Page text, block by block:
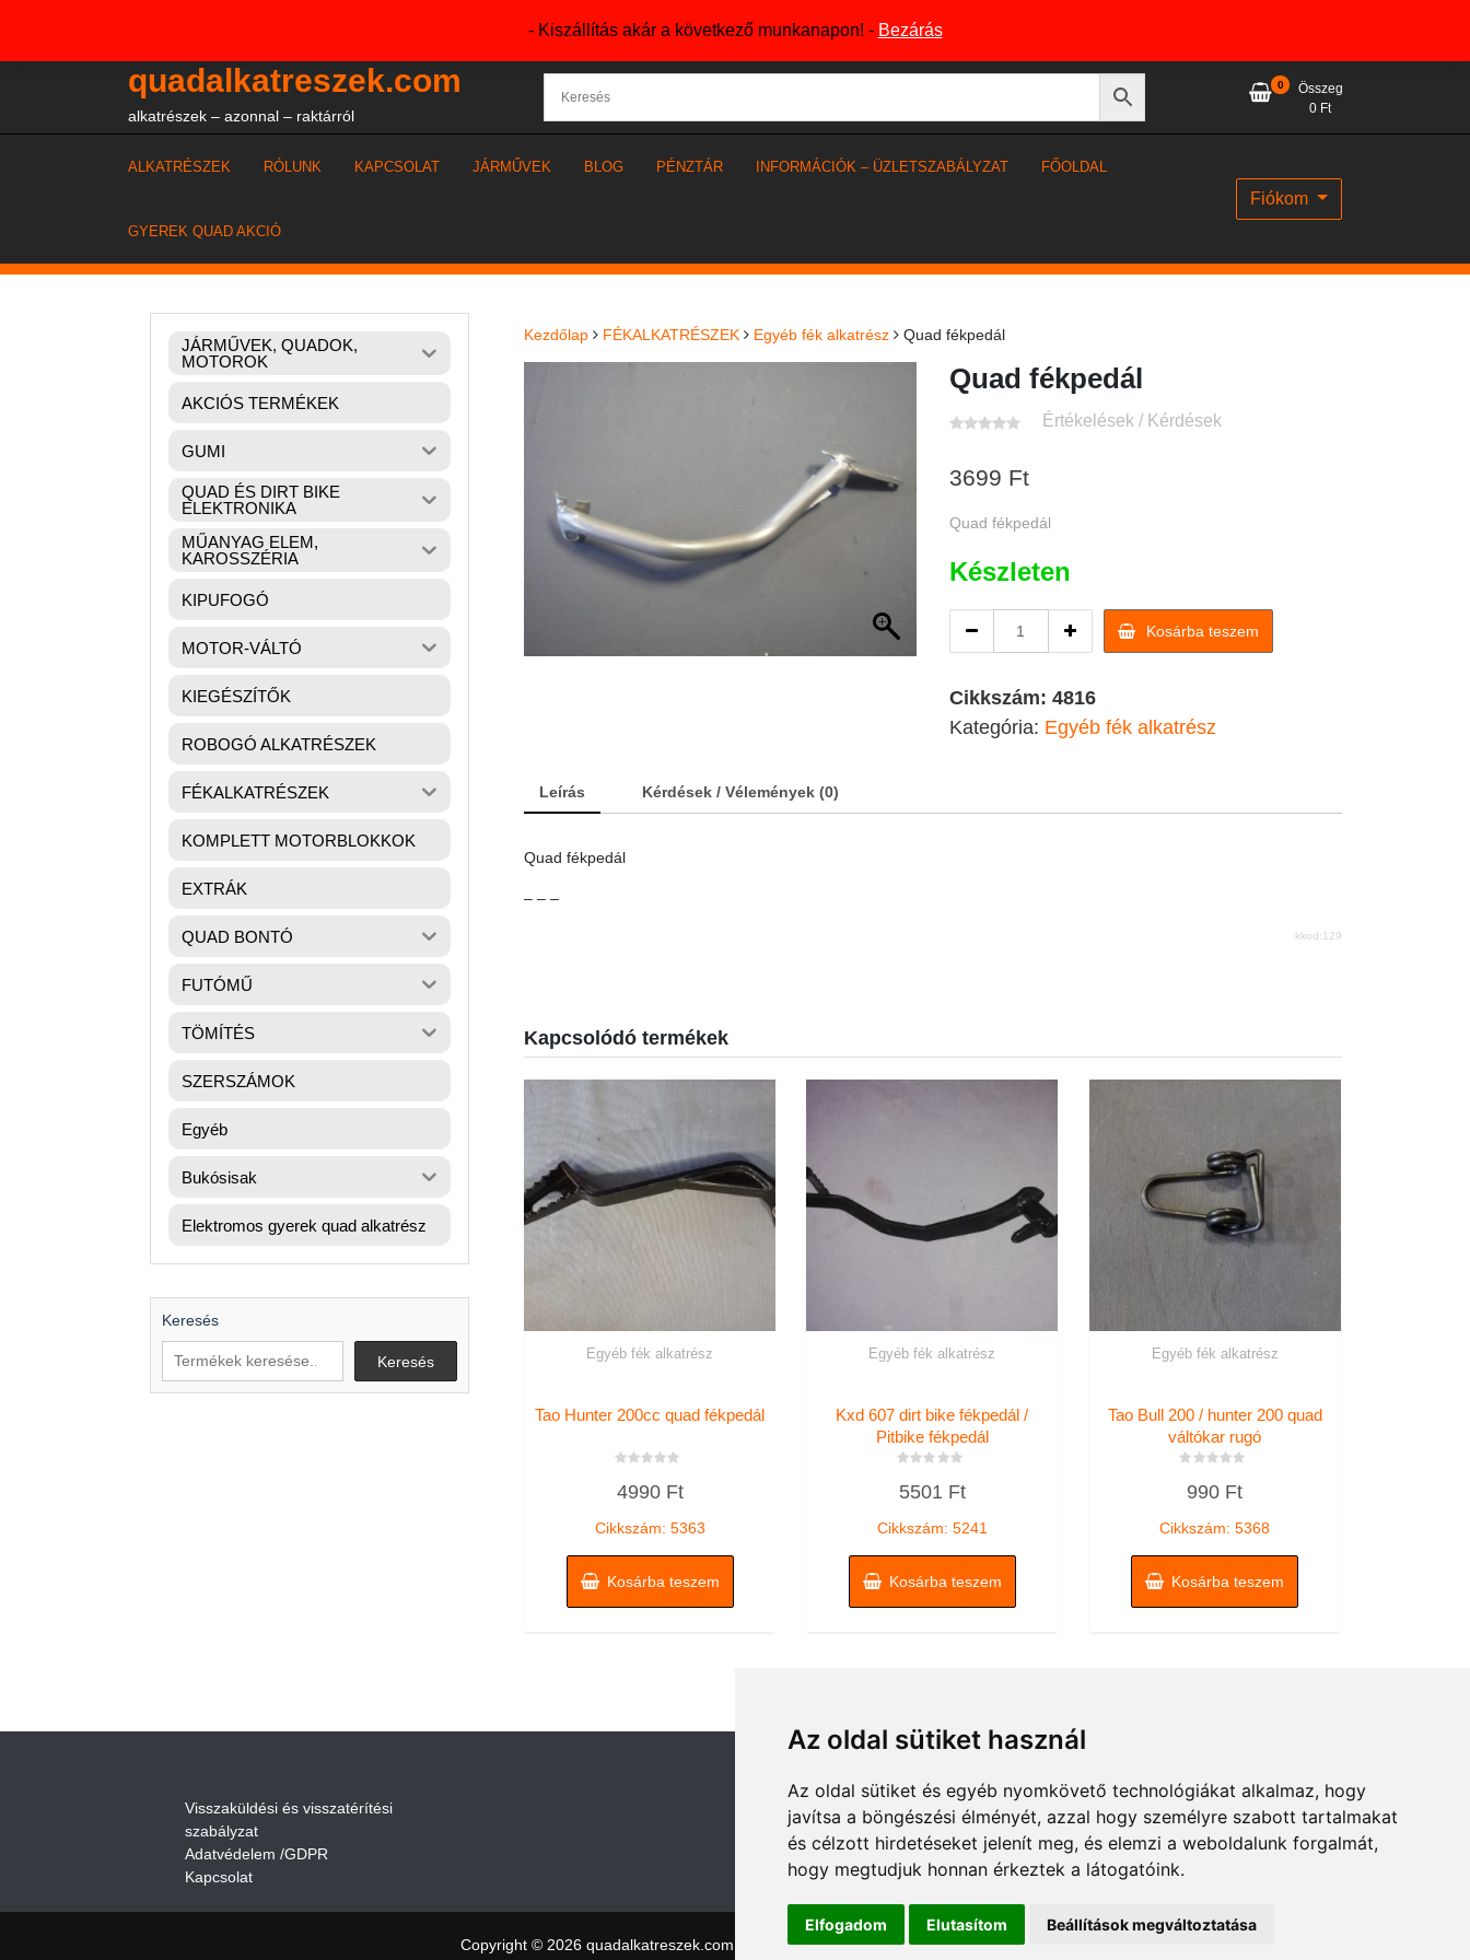
Az oldal sütiket használ
Az oldal sütiket és egyéb nyomkövető technológiákat alkalmaz, hogy
javítsa a böngészési élményét, azzal hogy személyre szabott tartalmakat
és célzott hirdetéseket jelenít meg, és elemzi a weboldalunk forgalmát,
hogy megtudjuk honnan érkeztek a látogatóink.
Elfogadom Elutasítom Beállítások megváltoztatása
- Kiszállítás akár a következő munkanapon! - Bezárás
quadalkatreszek.com
alkatrészek – azonnal – raktárról
0
Összeg
0 Ft
ALKATRÉSZEK RÓLUNK KAPCSOLAT JÁRMŰVEK BLOG PÉNZTÁR INFORMÁCIÓK – ÜZLETSZABÁLYZAT FŐOLDAL
GYEREK QUAD AKCIÓ
Fiókom
Kezdőlap FÉKALKATRÉSZEK Egyéb fék alkatrész Quad fékpedál
Quad fékpedál
Értékelések / Kérdések
3699 Ft
Quad fékpedál
Készleten
fékpedál
Kosárba teszem
Cikkszám: 4816
Kategória: Egyéb fék alkatrész
Leírás Kérdések / Vélemények (0)
Quad fékpedál
– – –
kkod:129
Kapcsolódó termékek
Egyéb fék alkatrész
Tao Hunter 200cc quad fékpedál
0
4990 Ft
Cikkszám: 5363
Kosárba teszem
Egyéb fék alkatrész
Kxd 607 dirt bike fékpedál /
Pitbike fékpedál
0
5501 Ft
Cikkszám: 5241
Kosárba teszem
Egyéb fék alkatrész
Tao Bull 200 / hunter 200 quad
váltókar rugó
990 Ft
Cikkszám: 5368
Kosárba teszem
JÁRMŰVEK, QUADOK,
MOTOROK
AKCIÓS TERMÉKEK
GUMI
QUAD ÉS DIRT BIKE
ELEKTRONIKA
MŰANYAG ELEM,
KAROSSZÉRIA
KIPUFOGÓ
MOTOR-VÁLTÓ
KIEGÉSZÍTŐK
ROBOGÓ ALKATRÉSZEK
FÉKALKATRÉSZEK
KOMPLETT MOTORBLOKKOK
EXTRÁK
QUAD BONTÓ
FUTÓMŰ
TÖMÍTÉS
SZERSZÁMOK
Egyéb
Bukósisak
Elektromos gyerek quad alkatrész
Keresés
Keresés
Visszaküldési és visszatérítési
szabályzat
Adatvédelem /GDPR
Kapcsolat
Copyright © 2026 quadalkatreszek.com Theme:NewStoreby ThemeFarmer